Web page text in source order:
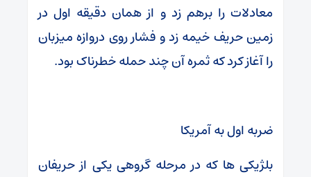
معادلات را برهم زد و از همان دقیقه اول در
زمین حریف خیمه زد و فشار روی دروازه میزبان
را آغاز کرد که ثمره آن چند حمله خطرناک بود.
ضربه اول به آمریکا
بلژیکی ها که در مرحله گروهی یکی از حریفان